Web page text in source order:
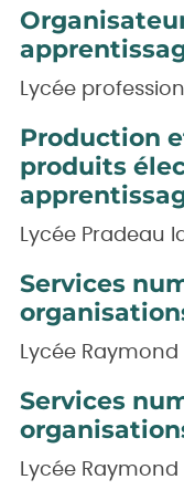
Lycée
Production
produits
Lycée Pradeau
Services
Lycée
Services
Lycée